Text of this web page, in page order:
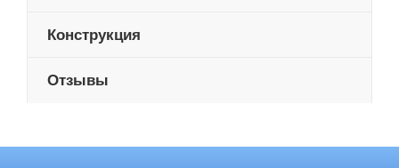
Конструкция
Отзывы